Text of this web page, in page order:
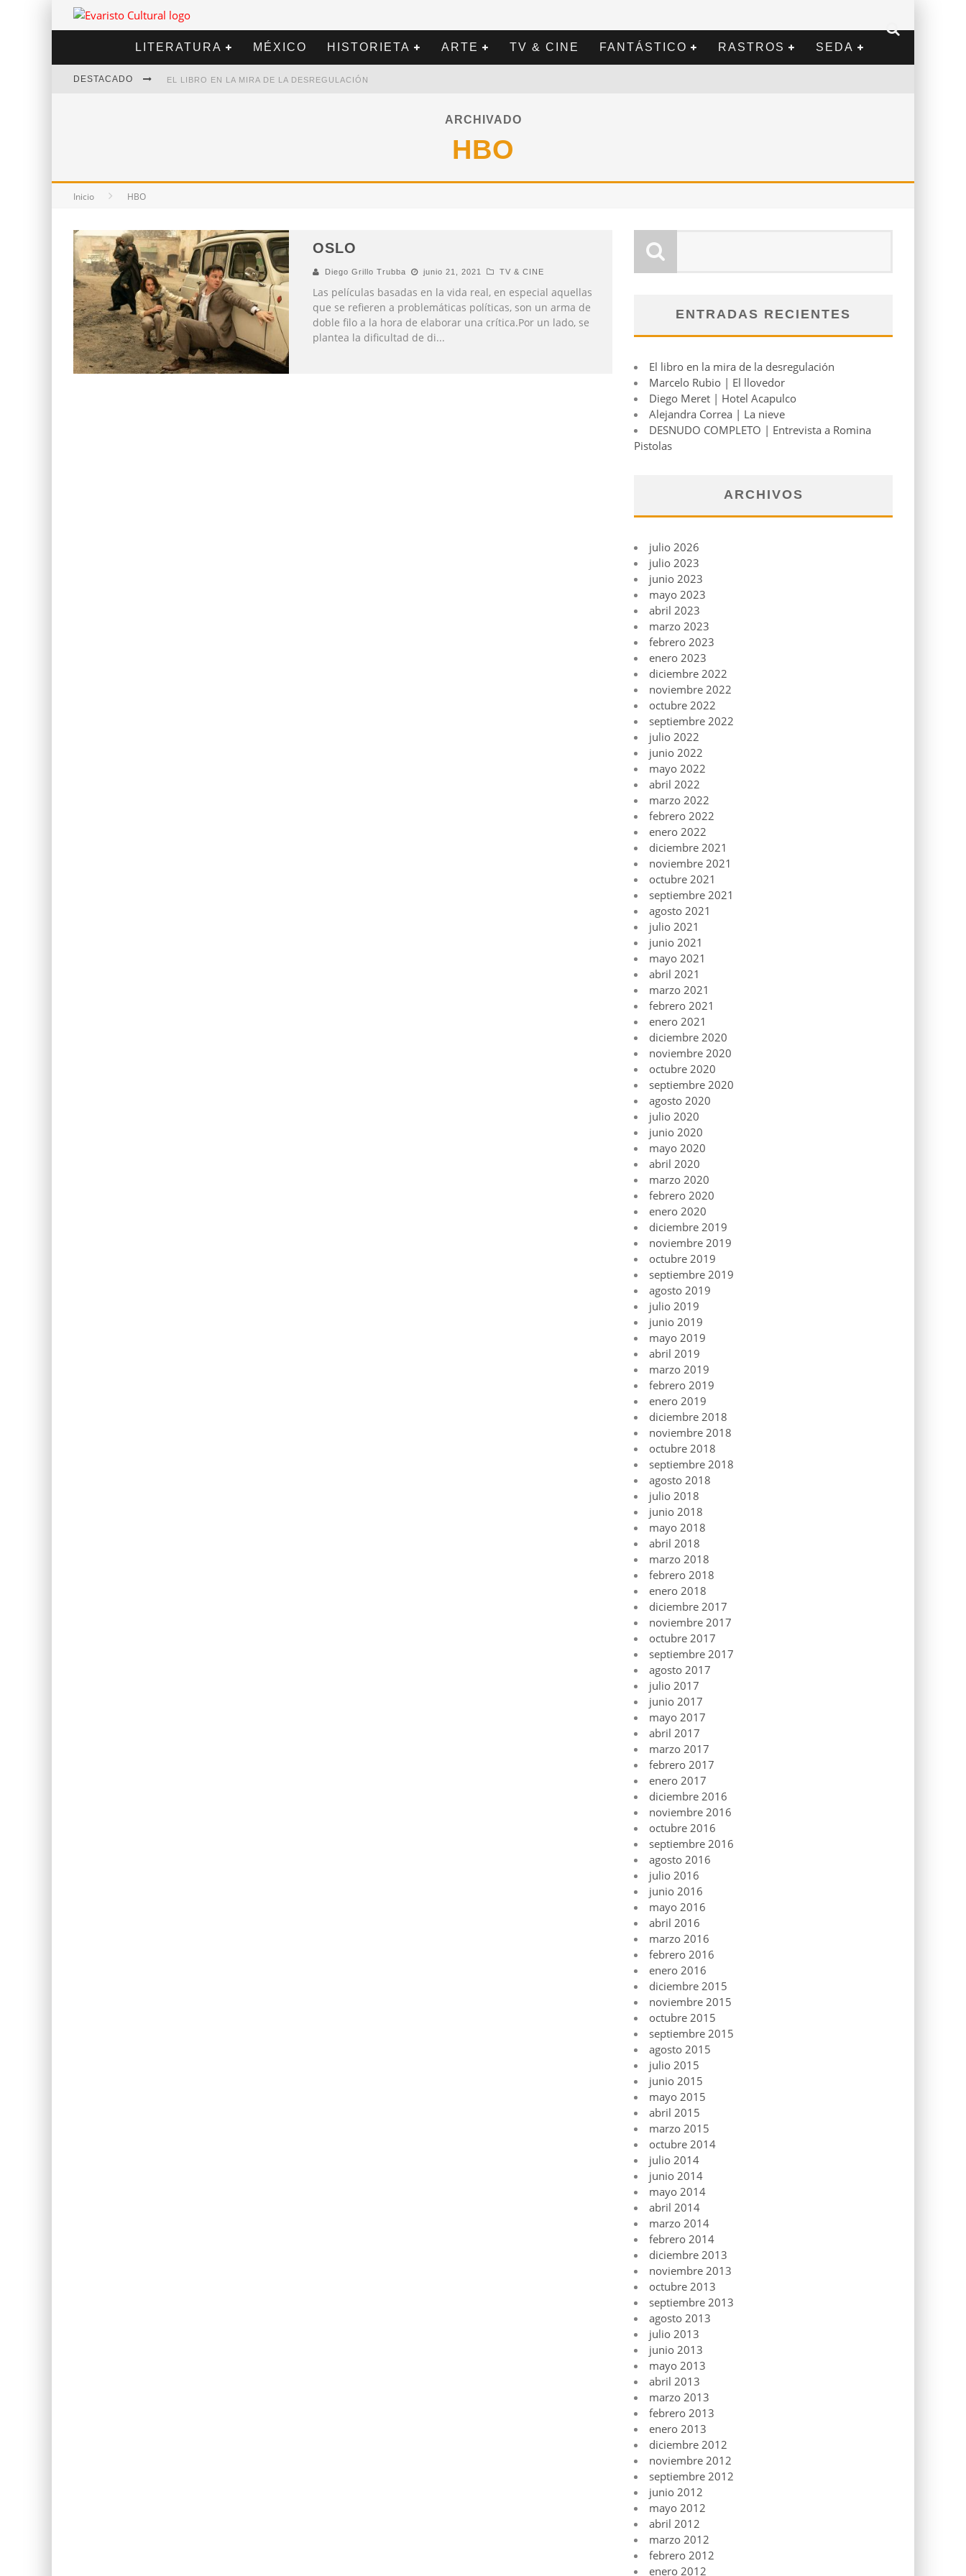
LITERATURA MÉXICO HISTORIETA ARTE TV & CINE FANTÁSTICO RASTROS SEDA
DESTACADO EL LIBRO EN LA MIRA DE LA DESREGULACIÓN
ARCHIVADO
HBO
Inicio HBO
OSLO
Diego Grillo Trubba junio 21, 2021 TV & CINE
Las películas basadas en la vida real, en especial aquellas
que se refieren a problemáticas políticas, son un arma de
doble filo a la hora de elaborar una crítica.Por un lado, se
plantea la dificultad de di...
ENTRADAS RECIENTES
El libro en la mira de la desregulación
Marcelo Rubio | El llovedor
Diego Meret | Hotel Acapulco
Alejandra Correa | La nieve
DESNUDO COMPLETO | Entrevista a Romina
Pistolas
ARCHIVOS
julio 2026
julio 2023
junio 2023
mayo 2023
abril 2023
marzo 2023
febrero 2023
enero 2023
diciembre 2022
noviembre 2022
octubre 2022
septiembre 2022
julio 2022
junio 2022
mayo 2022
abril 2022
marzo 2022
febrero 2022
enero 2022
diciembre 2021
noviembre 2021
octubre 2021
septiembre 2021
agosto 2021
julio 2021
junio 2021
mayo 2021
abril 2021
marzo 2021
febrero 2021
enero 2021
diciembre 2020
noviembre 2020
octubre 2020
septiembre 2020
agosto 2020
julio 2020
junio 2020
mayo 2020
abril 2020
marzo 2020
febrero 2020
enero 2020
diciembre 2019
noviembre 2019
octubre 2019
septiembre 2019
agosto 2019
julio 2019
junio 2019
mayo 2019
abril 2019
marzo 2019
febrero 2019
enero 2019
diciembre 2018
noviembre 2018
octubre 2018
septiembre 2018
agosto 2018
julio 2018
junio 2018
mayo 2018
abril 2018
marzo 2018
febrero 2018
enero 2018
diciembre 2017
noviembre 2017
octubre 2017
septiembre 2017
agosto 2017
julio 2017
junio 2017
mayo 2017
abril 2017
marzo 2017
febrero 2017
enero 2017
diciembre 2016
noviembre 2016
octubre 2016
septiembre 2016
agosto 2016
julio 2016
junio 2016
mayo 2016
abril 2016
marzo 2016
febrero 2016
enero 2016
diciembre 2015
noviembre 2015
octubre 2015
septiembre 2015
agosto 2015
julio 2015
junio 2015
mayo 2015
abril 2015
marzo 2015
octubre 2014
julio 2014
junio 2014
mayo 2014
abril 2014
marzo 2014
febrero 2014
diciembre 2013
noviembre 2013
octubre 2013
septiembre 2013
agosto 2013
julio 2013
junio 2013
mayo 2013
abril 2013
marzo 2013
febrero 2013
enero 2013
diciembre 2012
noviembre 2012
septiembre 2012
junio 2012
mayo 2012
abril 2012
marzo 2012
febrero 2012
enero 2012